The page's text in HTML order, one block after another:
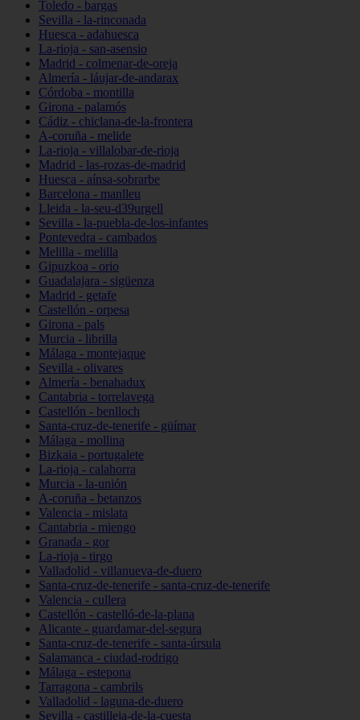
Toledo - bargas
Sevilla - la-rinconada
Huesca - adahuesca
La-rioja - san-asensio
Madrid - colmenar-de-oreja
Almería - láujar-de-andarax
Córdoba - montilla
Girona - palamós
Cádiz - chiclana-de-la-frontera
A-coruña - melide
La-rioja - villalobar-de-rioja
Madrid - las-rozas-de-madrid
Huesca - aínsa-sobrarbe
Barcelona - manlleu
Lleida - la-seu-d39urgell
Sevilla - la-puebla-de-los-infantes
Pontevedra - cambados
Melilla - melilla
Gipuzkoa - orio
Guadalajara - sigüenza
Madrid - getafe
Castellón - orpesa
Girona - pals
Murcia - librilla
Málaga - montejaque
Sevilla - olivares
Almería - benahadux
Cantabria - torrelavega
Castellón - benlloch
Santa-cruz-de-tenerife - güímar
Málaga - mollina
Bizkaia - portugalete
La-rioja - calahorra
Murcia - la-unión
A-coruña - betanzos
Valencia - mislata
Cantabria - miengo
Granada - gor
La-rioja - tirgo
Valladolid - villanueva-de-duero
Santa-cruz-de-tenerife - santa-cruz-de-tenerife
Valencia - cullera
Castellón - castelló-de-la-plana
Alicante - guardamar-del-segura
Santa-cruz-de-tenerife - santa-úrsula
Salamanca - ciudad-rodrigo
Málaga - estepona
Tarragona - cambrils
Valladolid - laguna-de-duero
Sevilla - castilleja-de-la-cuesta